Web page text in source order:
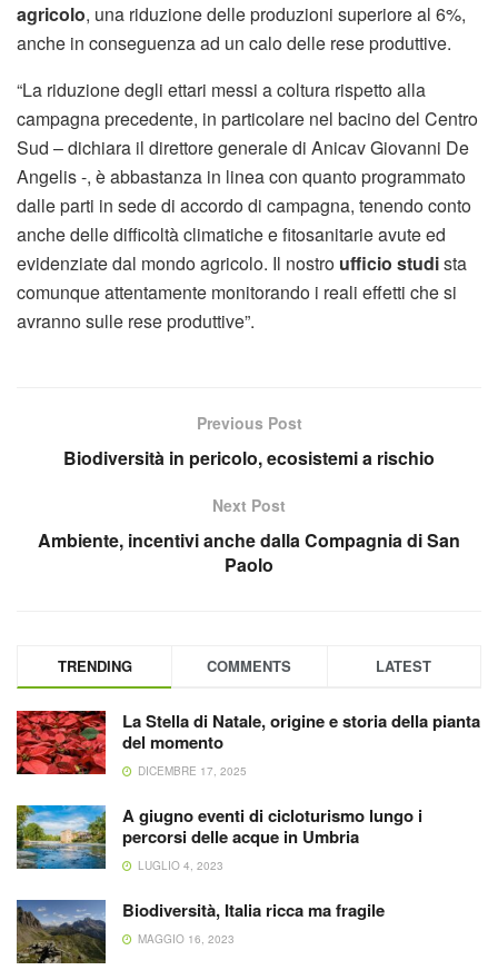
agricolo, una riduzione delle produzioni superiore al 6%,
anche in conseguenza ad un calo delle rese produttive.
“La riduzione degli ettari messi a coltura rispetto alla
campagna precedente, in particolare nel bacino del Centro
Sud – dichiara il direttore generale di Anicav Giovanni De
Angelis -, è abbastanza in linea con quanto programmato
dalle parti in sede di accordo di campagna, tenendo conto
anche delle difficoltà climatiche e fitosanitarie avute ed
evidenziate dal mondo agricolo. Il nostro ufficio studista
comunque attentamente monitorando i reali effetti che si
avranno sulle rese produttive”.
Previous Post
Biodiversità in pericolo, ecosistemi a rischio
Next Post
Ambiente, incentivi anche dalla Compagnia di San
Paolo
TRENDING COMMENTS LATEST
La Stella di Natale, origine e storia della pianta
del momento
DICEMBRE 17, 2025
A giugno eventi di cicloturismo lungo i
percorsi delle acque in Umbria
LUGLIO 4, 2023
Biodiversità, Italia ricca ma fragile
MAGGIO 16, 2023